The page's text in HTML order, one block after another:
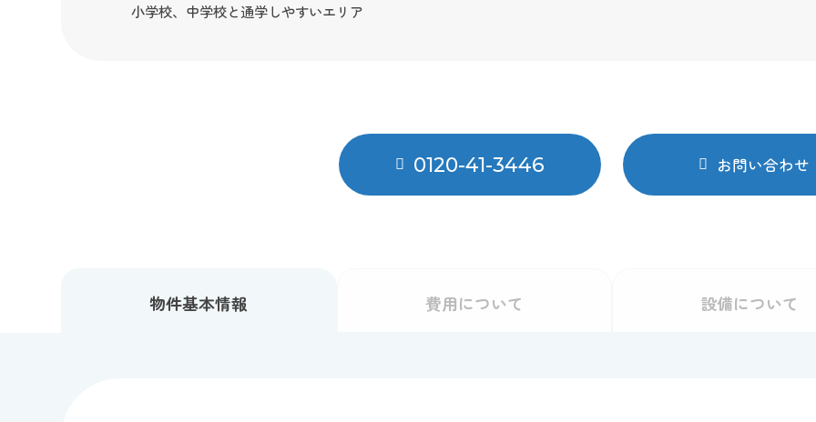
小学校、中学校と通学しやすいエリア
0120-41-3446 お問い合わせ
物件基本情報 費用について 設備について